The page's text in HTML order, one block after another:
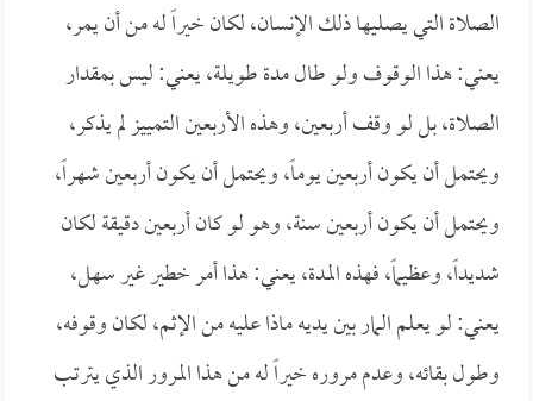
الصلاة التي يصليها ذلك الإنسان، لكان خيراً له من أن يمر،
يعني: هذا الوقوف ولو طال مدة طويلة، يعني: ليس بمقدار
الصلاة، بل لو وقف أربعين، وهذه الأربعين التمييز لم يذكر،
ويحتمل أن يكون أربعين يوماً، ويحتمل أن يكون أربعين شهراً،
ويحتمل أن يكون أربعين سنة، وهو لو كان أربعين دقيقة لكان
شديداً، وعظيماً، فهذه المدة، يعني: هذا أمر خطير غير سهل،
يعني: لو يعلم المار بين يديه ماذا عليه من الإثم، لكان وقوفه،
وطول بقائه، وعدم مروره خيراً له من هذا المرور الذي يترتب